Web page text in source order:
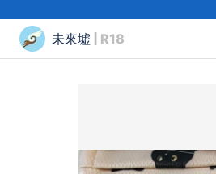
未來墟 | R18